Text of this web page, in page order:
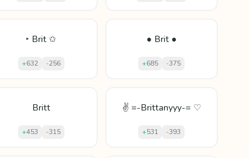
‣ Brit ✩
+632 -256
● Brit ●
+685 -375
Britt
+453 -315
✌ =-Brittanyyy-= ♡
+531 -393